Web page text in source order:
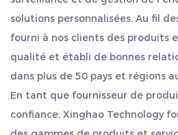
l'état de fonctionnement du
d'énergie, à la réduction des
l'amélioration de l'efficacité
solutions personnalisées. Au fil
fourni à nos clients des produits
qualité et établi de bonnes
dans plus de 50 pays et régions
En tant que fournisseur de
confiance, Xinghao Technology